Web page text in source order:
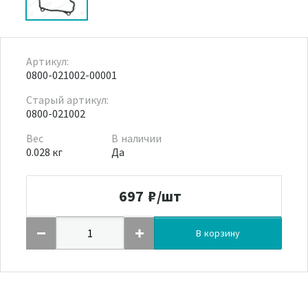
Артикул:
0800-021002-00001
Старый артикул:
0800-021002
Вес
0.028 кг
В наличии
Да
697 ₽/шт
В корзину